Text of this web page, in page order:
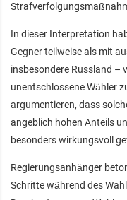
In dieser Interpretation
Gegner teilweise als mit
insbesondere Russland –
unentschlossene Wähler
argumentieren, dass
angeblich hohen Anteils
besonders wirkungsvoll
Regierungsanhänger
Schritte während des